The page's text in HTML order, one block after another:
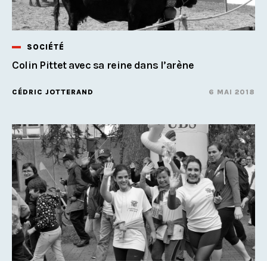
SOCIÉTÉ
Colin Pittet avec sa reine dans l’arène
CÉDRIC JOTTERAND 6 MAI 2018